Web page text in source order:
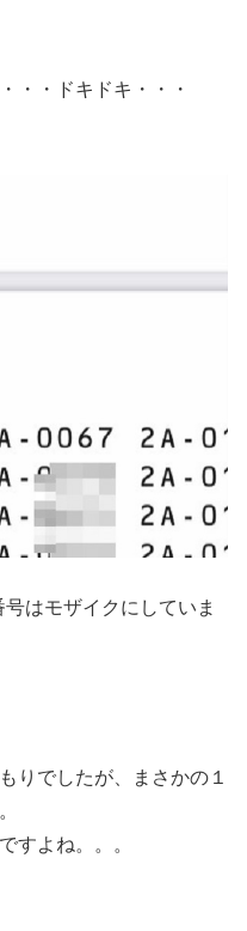
・・ドキドキ・・・
はモザイクにしていま
りでしたが、まさかの１
すよね。。。